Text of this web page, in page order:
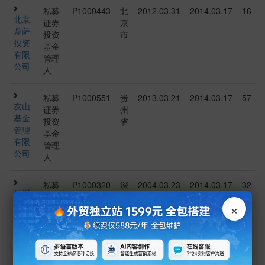
北京
鼎萨
投资
有限
公司
私募
证券
投资
基金
管理
人
P1000443
北
京
市
2012.03.31 2014.03.17 16
友山
基金
管理
有限
公司
私募
证券
投资
基金
管理
人
P1000551
贵
州
省
2013.03.21 2014.03.17 57
深圳
东方
港湾
投资
私募
证券
投资
基金
管理
人
P1000320
深
市
2004.03.23 2014.03.17 32
×